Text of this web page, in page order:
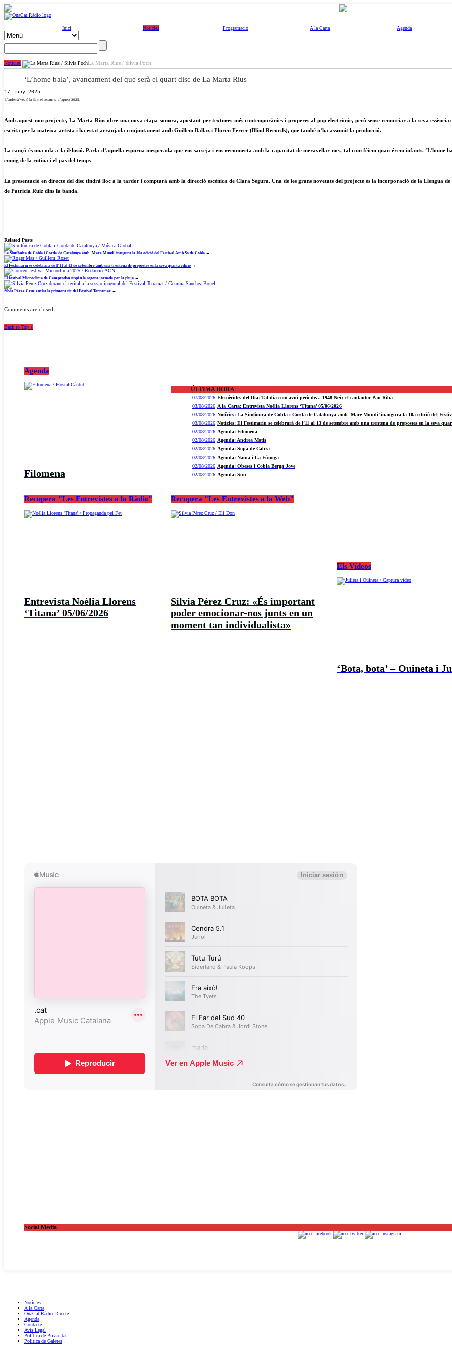
Inici Notícies Programació A la Carta Agenda
Notícies La Marta Rius / Sílvia Poch
‘L’home bala’, avançament del que serà el quart disc de La Marta Rius
17 juny 2025
‘L’endemà’ veurà la llum el setembre d’aquest 2025.
Amb aquest nou projecte, La Marta Rius obre una nova etapa sonora, apostant per textures més contemporànies i properes al pop electrònic, però sense renunciar a la seva
escrita per la mateixa artista i ha estat arranjada conjuntament amb Guillem Ballaz i Fluren Ferrer (Blind Records), que també n’ha assumit la producció.
La cançó és una oda a la il·lusió. Parla d’aquella espurna inesperada que ens sacseja i ens reconnecta amb la capacitat de meravellar-nos, tal com fèiem quan érem infants.
enmig de la rutina i el pas del temps
La presentació en directe del disc tindrà lloc a la tardor i comptarà amb la direcció escènica de Clara Segura. Una de les grans novetats del projecte és la incorporació de la Llengua
de Patricia Ruiz dins la banda.
Related Posts
La Simfònica de Cobla i Corda de Catalunya amb ‘Mare Mundi’ inaugura la 10a edició del Festival Amb So de Cobla →
El Festimariu se celebrarà de l’11 al 13 de setembre amb una trentena de propostes en la seva quarta edició →
El festival Microclima de Camprodon suspèn la segona jornada per la pluja →
Sílvia Pérez Cruz encisa la primera nit del Festival Terramar →
Comments are closed.
Back to Top ↑
Agenda
Filomena
ÚLTIMA HORA
07/08/2026 Efemèrides del Dia: Tal dia com avui però de… 1948 Neix el cantautor Pau Riba
03/08/2026 A la Carta: Entrevista Noèlia Llorens ‘Titana’ 05/06/2026
03/08/2026 Notícies: La Simfònica de Cobla i Corda de Catalunya amb ‘Mare Mundi’ inaugura la 10a edició del
03/08/2026 Notícies: El Festimariu se celebrarà de l’11 al 13 de setembre amb una trentena de propostes en la seva
02/08/2026 Agenda: Filomena
02/08/2026 Agenda: Andrea Motis
02/08/2026 Agenda: Sopa de Cabra
02/08/2026 Agenda: Naina i La Fúmiga
02/08/2026 Agenda: Obeses i Cobla Berga Jove
02/08/2026 Agenda: Suu
Recupera "Les Entrevistes a la Ràdio"
Entrevista Noèlia Llorens
‘Titana’ 05/06/2026
Recupera "Les Entrevistes a la Web"
Sílvia Pérez Cruz: «És important
poder emocionar-nos junts en un
moment tan individualista»
Els Vídeos
‘Bota, bota’ – Ouineta i
Social Media
Notícies
A la Carta
OnaCat.Ràdio Directe
Agenda
Contacte
Avís Legal
Política de Privacitat
Política de Galetes